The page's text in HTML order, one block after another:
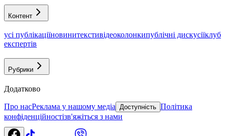
Контент
усі публікаціїновинитекстивідеоколонкипублічні дискусіїклуб
експертів
Рубрики
Додатково
Про насРеклама у нашому медіа Доступність Політика
конфіденційностізв'яжіться з нами